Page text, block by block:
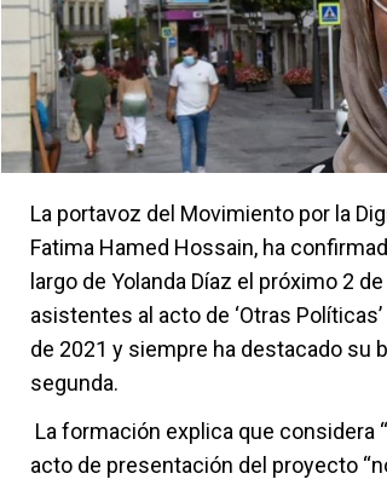
La portavoz del Movimiento por la
Fatima Hamed Hossain, ha
largo de Yolanda Díaz el próximo 2
asistentes al acto de ‘Otras
de 2021 y siempre ha destacado su
segunda.
La formación explica que considera
acto de presentación del proyecto